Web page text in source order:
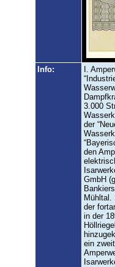
Info:
I.
3.000
der
den
GmbH
Mühltal.
der
in der
ein